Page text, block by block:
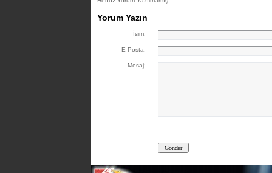
Yorum Yazın
İsim:
E-Posta:
Mesaj: